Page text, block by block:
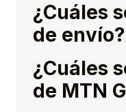
¿Cuáles
de envío?
¿Cuáles
de MTN